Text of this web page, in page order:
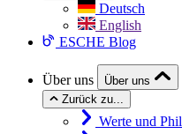
Deutsch
English
ESCHE Blog
Über uns
Über uns
Zurück zu...
Werte und